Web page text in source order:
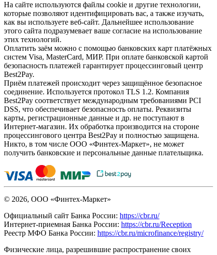
На сайте используются файлы cookie и другие технологии,
которые позволяют идентифицировать вас, а также изучать,
как вы используете веб-сайт. Дальнейшее использование
этого сайта подразумевает ваше согласие на использование
этих технологий.
Оплатить заём можно с помощью банковских карт платёжных
систем Visa, MasterCard, МИР. При оплате банковской картой
безопасность платежей гарантирует процессинговый центр
Best2Pay.
Приём платежей происходит через защищённое безопасное
соединение. Используется протокол TLS 1.2. Компания
Best2Pay соответствует международным требованиями PCI
DSS, что обеспечивает безопасность оплаты. Реквизиты
карты, регистрационные данные и др. не поступают в
Интернет-магазин. Их обработка производится на стороне
процессингового центра Best2Pay и полностью защищена.
Никто, в том числе ООО «Финтех-Маркет», не может
получить банковские и персональные данные плательщика.
© 2026, ООО «Финтех-Маркет»
Официальный сайт Банка России: https://cbr.ru/
Интернет-приемная Банка России: https://cbr.ru/Reception
Реестр МФО Банка России: https://cbr.ru/microfinance/registry/
Физические лица, разрешившие распространение своих